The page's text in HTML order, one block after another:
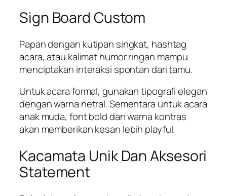
Sign Board Custom
Papan dengan kutipan singkat, hashtag
acara, atau kalimat humor ringan mampu
menciptakan interaksi spontan dari tamu.
Untuk acara formal, gunakan tipografi elegan
dengan warna netral. Sementara untuk acara
anak muda, font bold dan warna kontras
akan memberikan kesan lebih playful.
Kacamata Unik Dan Aksesori
Statement